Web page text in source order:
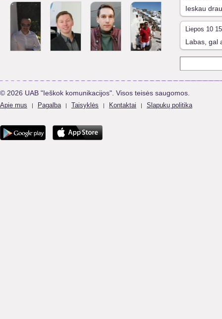
Ieskau
Liepos 10
Labas, gal
© 2026 UAB "Ieškok komunikacijos". Visos teisės saugomos.
Apie mus | Pagalba | Taisyklės | Kontaktai | Slapukų politika